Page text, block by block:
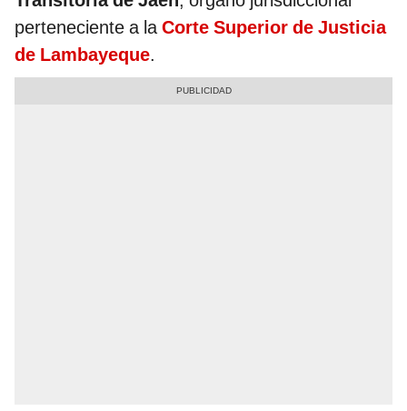
perteneciente a laCorte Superior de Justicia
de Lambayeque.